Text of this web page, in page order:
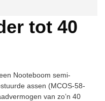
tot 40
Nooteboom semi-
assen (MCOS-58-
van zo’n 40